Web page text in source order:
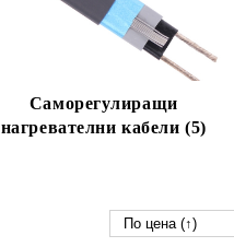
Саморегулиращи
нагревателни кабели (5)